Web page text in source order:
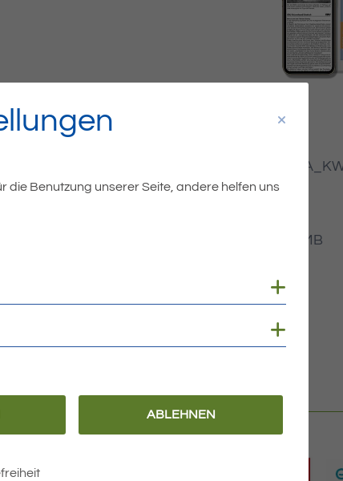
3.43 MB
die Benutzung unserer Seite, andere helfen uns
ABLEHNEN